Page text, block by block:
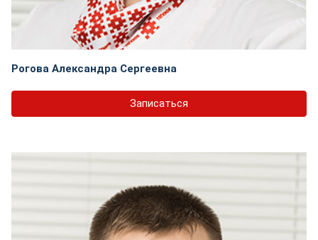
Рогова Александра Сергеевна
Записаться